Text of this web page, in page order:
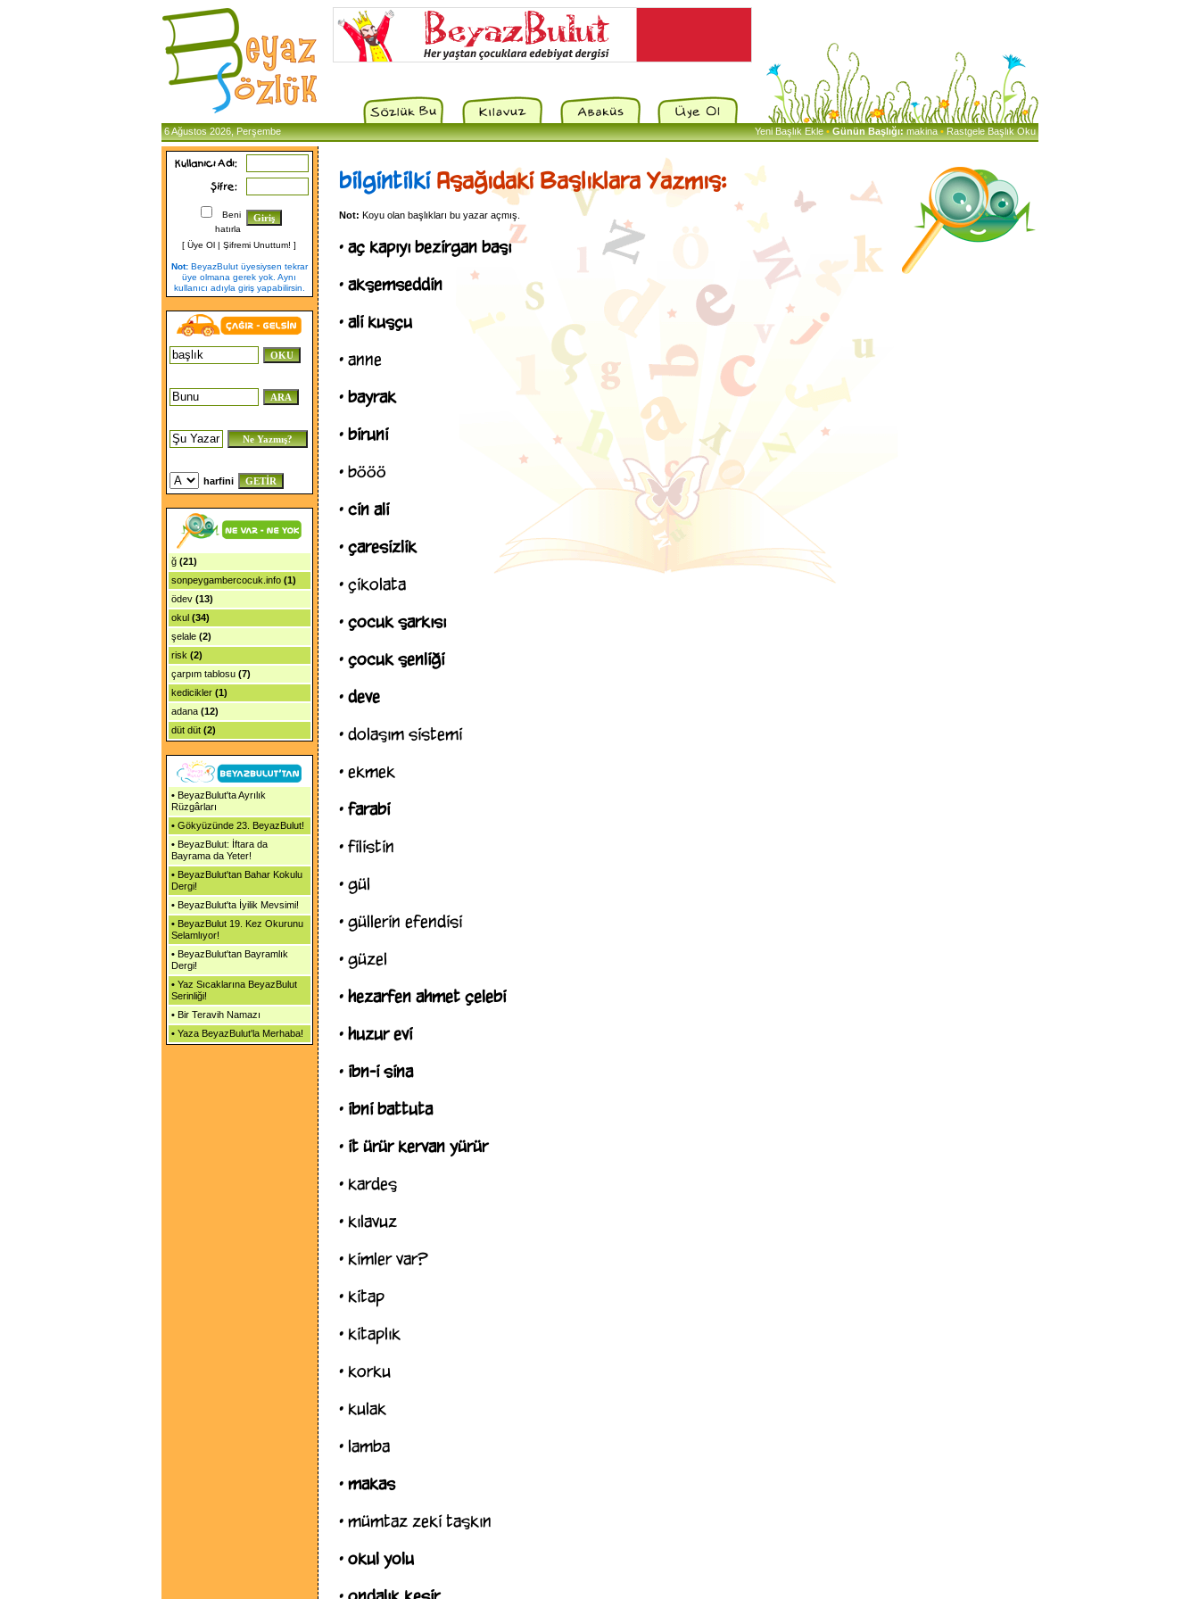
6 Ağustos 2026, Perşembe Yeni Başlık Ekle • Günün Başlığı: makina • Rastgele Başlık Oku
Beni
hatırla
[ Üye Ol | Şifremi Unuttum! ]
Not:BeyazBulut üyesiysen tekrar
üye olmana gerek yok. Aynı
kullanıcı adıyla giriş yapabilirsin.
harfini
ğ (21)
sonpeygambercocuk.info (1)
ödev (13)
okul (34)
şelale (2)
risk (2)
çarpım tablosu (7)
kedicikler (1)
adana (12)
düt düt (2)
• BeyazBulut'ta Ayrılık
Rüzgârları
• Gökyüzünde 23. BeyazBulut!
• BeyazBulut: İftara da
Bayrama da Yeter!
• BeyazBulut'tan Bahar Kokulu
Dergi!
• BeyazBulut'ta İyilik Mevsimi!
• BeyazBulut 19. Kez Okurunu
Selamlıyor!
• BeyazBulut'tan Bayramlık
Dergi!
• Yaz Sıcaklarına BeyazBulut
Serinliği!
• Bir Teravih Namazı
• Yaza BeyazBulut'la Merhaba!
bilgintilkiAşağıdaki Başlıklara Yazmış:
Not: Koyu olan başlıkları bu yazar açmış.
• aç kapıyı bezirgan başı
• akşemseddin
• ali kuşçu
• anne
• bayrak
• biruni
• bööö
• cin ali
• çaresizlik
• çikolata
• çocuk şarkısı
• çocuk şenliği
• deve
• dolaşım sistemi
• ekmek
• farabi
• filistin
• gül
• güllerin efendisi
• güzel
• hezarfen ahmet çelebi
• huzur evi
• ibn-i sina
• ibni battuta
• it ürür kervan yürür
• kardeş
• kılavuz
• kimler var?
• kitap
• kitaplık
• korku
• kulak
• lamba
• makas
• mümtaz zeki taşkın
• okul yolu